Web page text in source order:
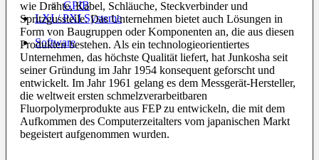
GPIB
LXI / PXI Systeme
Software
wie Drähte, Kabel, Schläuche, Steckverbinder und
Spritzgussteile. Das Unternehmen bietet auch Lösungen in
Form von Baugruppen oder Komponenten an, die aus diesen
Produkten bestehen. Als ein technologieorientiertes
Unternehmen, das höchste Qualität liefert, hat Junkosha seit
seiner Gründung im Jahr 1954 konsequent geforscht und
entwickelt. Im Jahr 1961 gelang es dem Messgerät-Hersteller,
die weltweit ersten schmelzverarbeitbaren
Fluorpolymerprodukte aus FEP zu entwickeln, die mit dem
Aufkommen des Computerzeitalters vom japanischen Markt
begeistert aufgenommen wurden.